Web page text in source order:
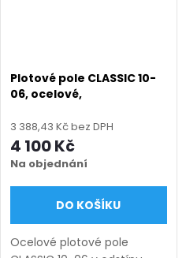
Plotové pole CLASSIC 10-
06, ocelové,
(šířka 100–3000 mm,
výška 450–1950 mm),
hnědá RAL 8019 matná
3 388,43 Kč bez DPH
4 100 Kč
Na objednání
DO KOŠÍKU
Ocelové plotové pole